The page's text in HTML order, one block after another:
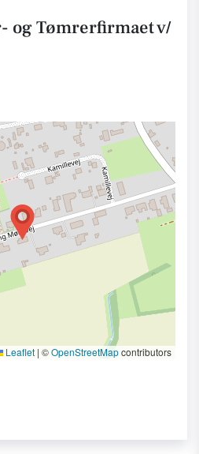
og Tømrerfirmaet v/
Leaflet | ©OpenStreetMapcontributors